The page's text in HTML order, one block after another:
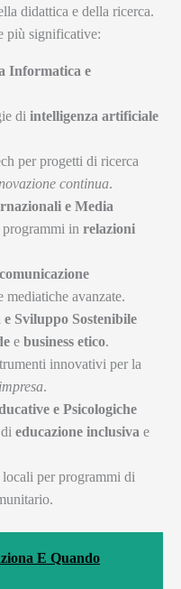
didattica e della ricerca.
più significative:
Informatica e
di intelligenza artificiale
per progetti di ricerca
continua.
e Media
in relazioni
comunicazione
mediatiche avanzate.
Sviluppo Sostenibile
e business etico.
innovativi per la
.
e Psicologiche
educazione inclusiva e
per programmi di
E Quando